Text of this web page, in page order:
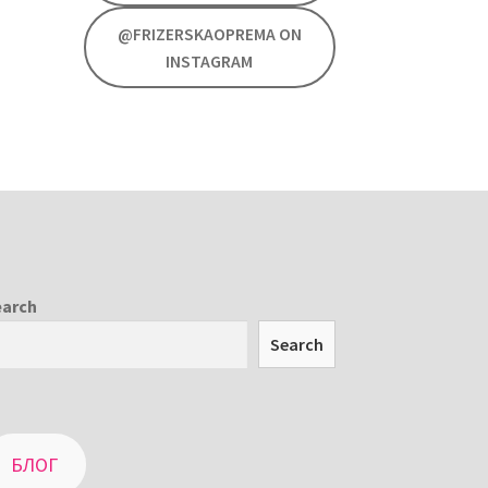
@FRIZERSKAOPREMA ON
INSTAGRAM
Search
БЛОГ